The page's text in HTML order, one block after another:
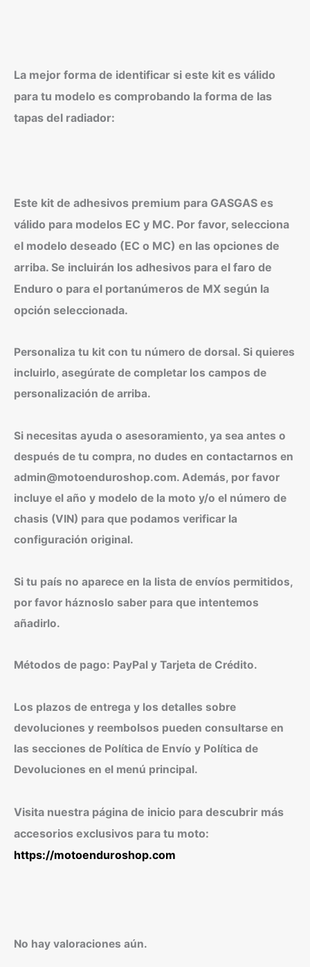
La mejor forma de identificar si este kit es válido
para tu modelo es comprobando la forma de las
tapas del radiador:
Este kit de adhesivos premium para GASGAS es
válido para modelos EC y MC. Por favor, selecciona
el modelo deseado (EC o MC) en las opciones de
arriba. Se incluirán los adhesivos para el faro de
Enduro o para el portanúmeros de MX según la
opción seleccionada.
Personaliza tu kit con tu número de dorsal. Si quieres
incluirlo, asegúrate de completar los campos de
personalización de arriba.
Si necesitas ayuda o asesoramiento, ya sea antes o
después de tu compra, no dudes en contactarnos en
admin@motoenduroshop.com. Además, por favor
incluye el año y modelo de la moto y/o el número de
chasis (VIN) para que podamos verificar la
configuración original.
Si tu país no aparece en la lista de envíos permitidos,
por favor háznoslo saber para que intentemos
añadirlo.
Métodos de pago: PayPal y Tarjeta de Crédito.
Los plazos de entrega y los detalles sobre
devoluciones y reembolsos pueden consultarse en
las secciones de Política de Envío y Política de
Devoluciones en el menú principal.
Visita nuestra página de inicio para descubrir más
accesorios exclusivos para tu moto:
https://motoenduroshop.com
No hay valoraciones aún.